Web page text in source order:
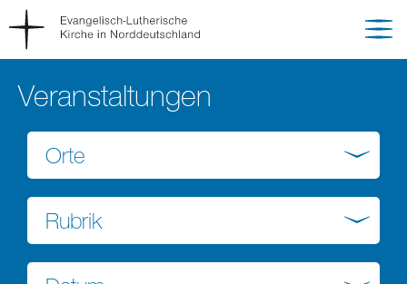
Veranstaltungen
Orte
Rubrik